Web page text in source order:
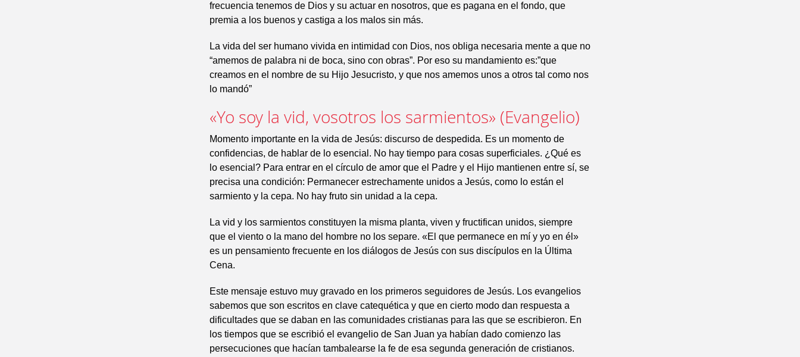
frecuencia tenemos de Dios y su actuar en nosotros, que es pagana en el fondo, que
premia a los buenos y castiga a los malos sin más.
La vida del ser humano vivida en intimidad con Dios, nos obliga necesaria mente a que no
“amemos de palabra ni de boca, sino con obras”. Por eso su mandamiento es:”que
creamos en el nombre de su Hijo Jesucristo, y que nos amemos unos a otros tal como nos
lo mandó”
«Yo soy la vid, vosotros los sarmientos» (Evangelio)
Momento importante en la vida de Jesús: discurso de despedida. Es un momento de
confidencias, de hablar de lo esencial. No hay tiempo para cosas superficiales. ¿Qué es
lo esencial? Para entrar en el círculo de amor que el Padre y el Hijo mantienen entre sí, se
precisa una condición: Permanecer estrechamente unidos a Jesús, como lo están el
sarmiento y la cepa. No hay fruto sin unidad a la cepa.
La vid y los sarmientos constituyen la misma planta, viven y fructifican unidos, siempre
que el viento o la mano del hombre no los separe. «El que permanece en mí y yo en él»
es un pensamiento frecuente en los diálogos de Jesús con sus discípulos en la Última
Cena.
Este mensaje estuvo muy gravado en los primeros seguidores de Jesús. Los evangelios
sabemos que son escritos en clave catequética y que en cierto modo dan respuesta a
dificultades que se daban en las comunidades cristianas para las que se escribieron. En
los tiempos que se escribió el evangelio de San Juan ya habían dado comienzo las
persecuciones que hacían tambalearse la fe de esa segunda generación de cristianos.